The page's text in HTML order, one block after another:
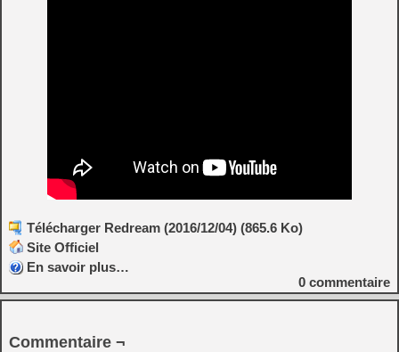
Télécharger Redream (2016/12/04) (865.6 Ko)
Site Officiel
En savoir plus…
0 commentaire
Commentaire ¬